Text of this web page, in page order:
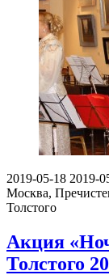
2019-05-18 2019-
Москва,
Толстого
Акция
Толстого